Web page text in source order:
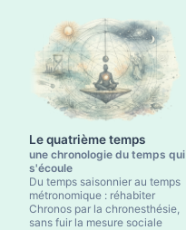
Le quatrième temps
une chronologie du temps qui
s'écoule
Du temps saisonnier au temps
métronomique : réhabiter
Chronos par la chronesthésie,
sans fuir la mesure sociale